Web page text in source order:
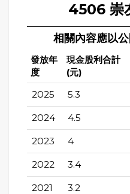
4506 崇
相關內容應以
發放年
度
現金股利合計
(元)
2025 5.3
2024 4.5
2023 4
2022 3.4
2021 3.2